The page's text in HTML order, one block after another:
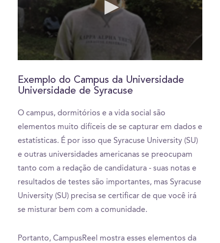
of
0
seconds
Exemplo do Campus da Universidade
Universidade de Syracuse
O campus, dormitórios e a vida social são
elementos muito difíceis de se capturar em dados e
estatísticas. É por isso que Syracuse University (SU)
e outras universidades americanas se preocupam
tanto com a redação de candidatura - suas notas e
resultados de testes são importantes, mas Syracuse
University (SU) precisa se certificar de que você irá
se misturar bem com a comunidade.
Portanto, CampusReel mostra esses elementos da